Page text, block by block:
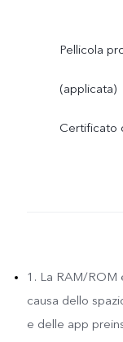
Pellicola
(applicata)
Certificato
1. La RAM/
causa dello
e delle app